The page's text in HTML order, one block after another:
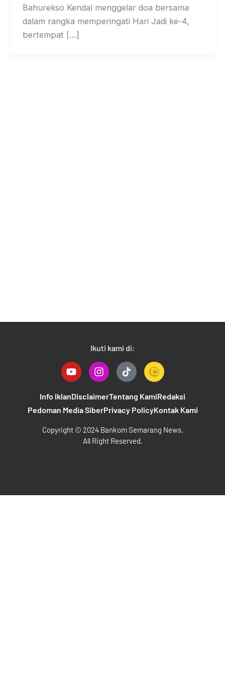
Bahurekso Kendal menggelar doa bersama
dalam rangka memperingati Hari Jadi ke-4,
bertempat […]
Ikuti kami di:
Y
o
t
u
b
e
I
n
t
a
g
r
a
m
T
i
t
o
k
B
a
n
e
Info IklanDisclaimerTentang KamiRedaksi
Pedoman Media SiberPrivacy PolicyKontak Kami
Copyright © 2024 Bankom Semarang News.
All Right Reserved.